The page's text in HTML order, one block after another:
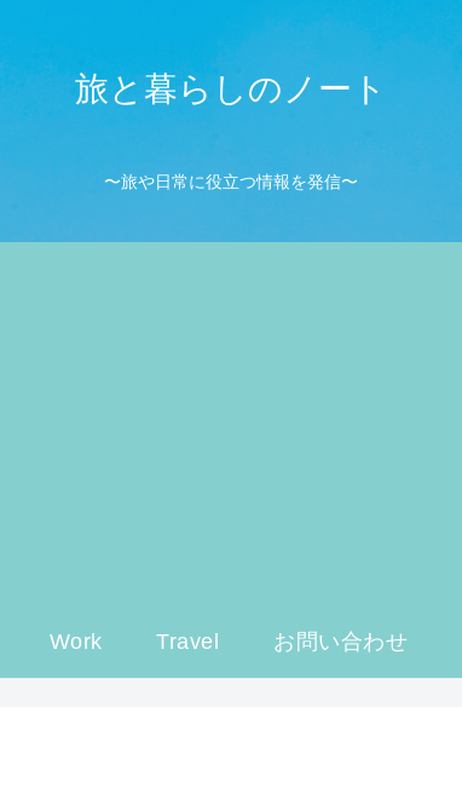
旅と暮らしのノート
〜旅や日常に役立つ情報を発信〜
Work Travel お問い合わせ